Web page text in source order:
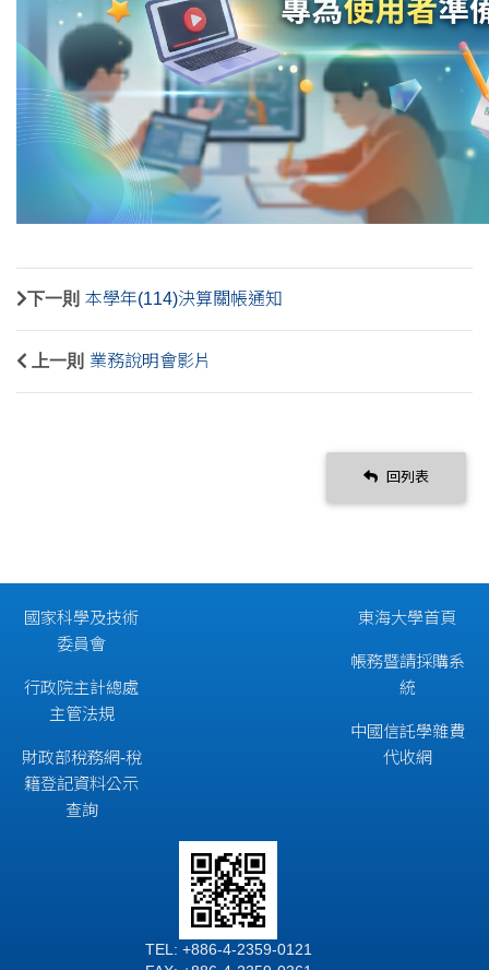
下一則 本學年(114)決算關帳通知
上一則 業務說明會影片
回列表
國家科學及技術
委員會
行政院主計總處
主管法規
財政部稅務網-稅
籍登記資料公示
查詢
東海大學首頁
帳務暨請採購系
統
中國信託學雜費
代收網
TEL: +886-4-2359-0121